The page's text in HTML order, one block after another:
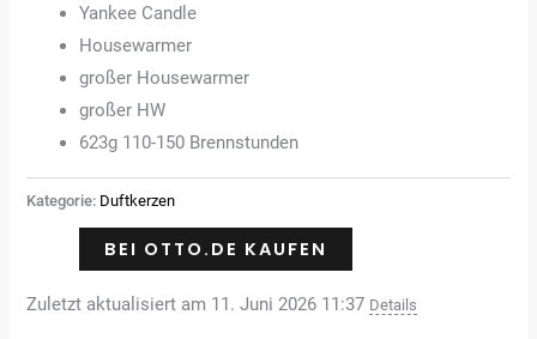
Yankee Candle
Housewarmer
großer Housewarmer
großer HW
623g 110-150 Brennstunden
Kategorie: Duftkerzen
BEI OTTO.DE KAUFEN
Zuletzt aktualisiert am 11. Juni 2026 11:37 Details